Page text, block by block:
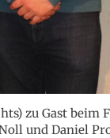
zu Gast beim
und Daniel